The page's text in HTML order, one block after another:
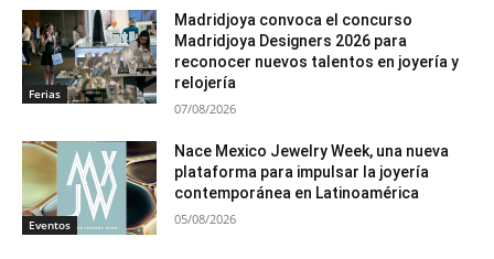
Ferias
Madridjoya convoca el concurso
Madridjoya Designers 2026 para
reconocer nuevos talentos en joyería y
relojería
07/08/2026
Eventos
Nace Mexico Jewelry Week, una nueva
plataforma para impulsar la joyería
contemporánea en Latinoamérica
05/08/2026